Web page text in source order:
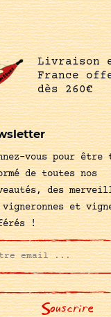
Livraison
France
dès 260€
vous pour être
de toutes nos
des
vigneronnes et
!